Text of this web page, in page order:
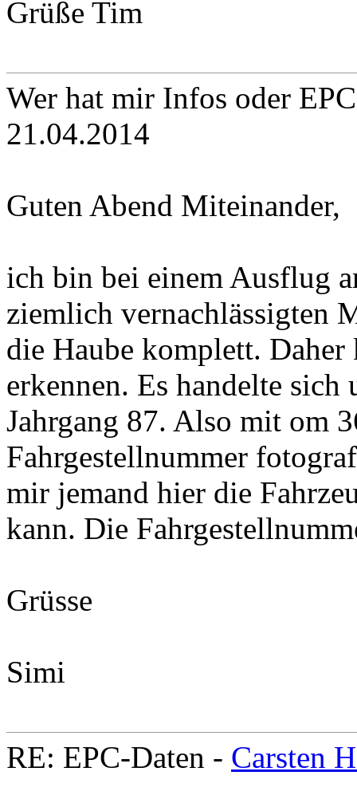
Grüße Tim
Wer hat mir Infos oder
21.04.2014
Guten Abend Miteinander,
ich bin bei einem Ausflug
ziemlich vernachlässigten
die Haube komplett.
erkennen. Es handelte
Jahrgang 87. Also mit om
Fahrgestellnummer
mir jemand hier die
kann. Die
Grüsse
Simi
RE: EPC-Daten - Carsten